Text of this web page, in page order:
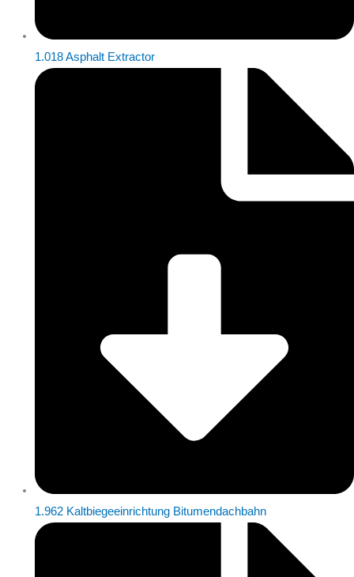
1.018 Asphalt Extractor
1.962 Kaltbiegeeinrichtung Bitumendachbahn